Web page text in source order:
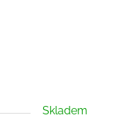
Skladem